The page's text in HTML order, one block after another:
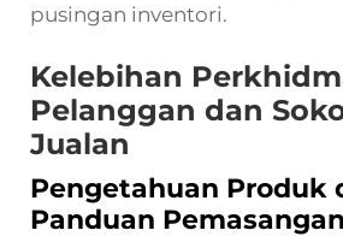
pusingan inventori.
Kelebihan
Pelanggan dan
Jualan
Pengetahuan Produk
Panduan Pemasangan